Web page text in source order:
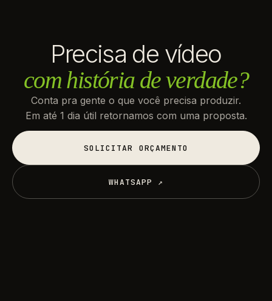
Precisa de vídeo
com história de verdade?
Conta pra gente o que você precisa produzir.
Em até 1 dia útil retornamos com uma proposta.
SOLICITAR ORÇAMENTO
WHATSAPP ↗